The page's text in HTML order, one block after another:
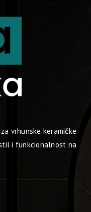
vrhunske keramičke
i funkcionalnost na